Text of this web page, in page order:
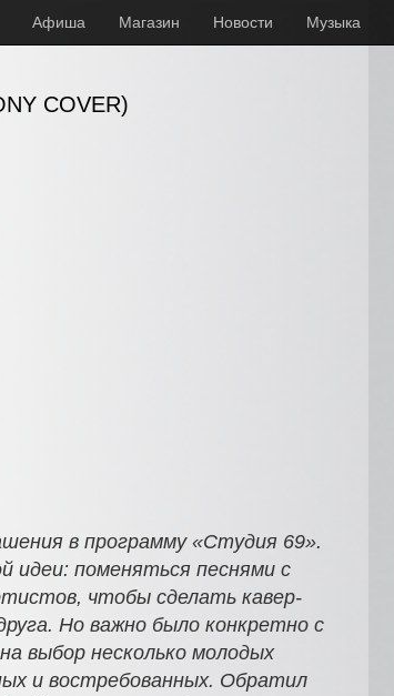
Афиша Магазин Новости Музыка
COVER)
в программу «Студия 69».
идеи: поменяться песнями с
чтобы сделать кавер-
Но важно было конкретно с
выбор несколько молодых
и востребованных. Обратил